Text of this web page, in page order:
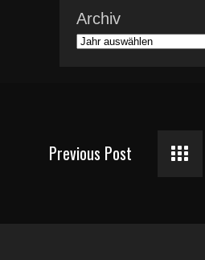
Archiv
Previous Post